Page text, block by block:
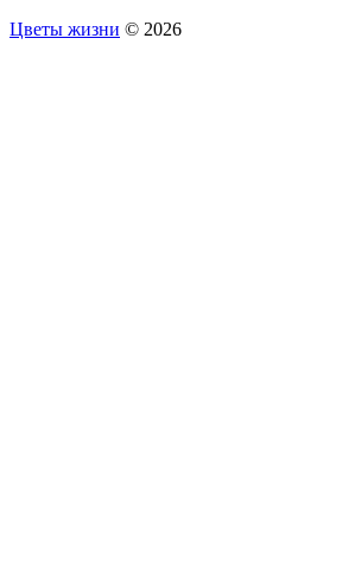
Цветы жизни © 2026